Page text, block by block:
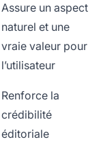
Assure un aspect
naturel et une
vraie valeur pour
l’utilisateur
Renforce la
crédibilité
éditoriale